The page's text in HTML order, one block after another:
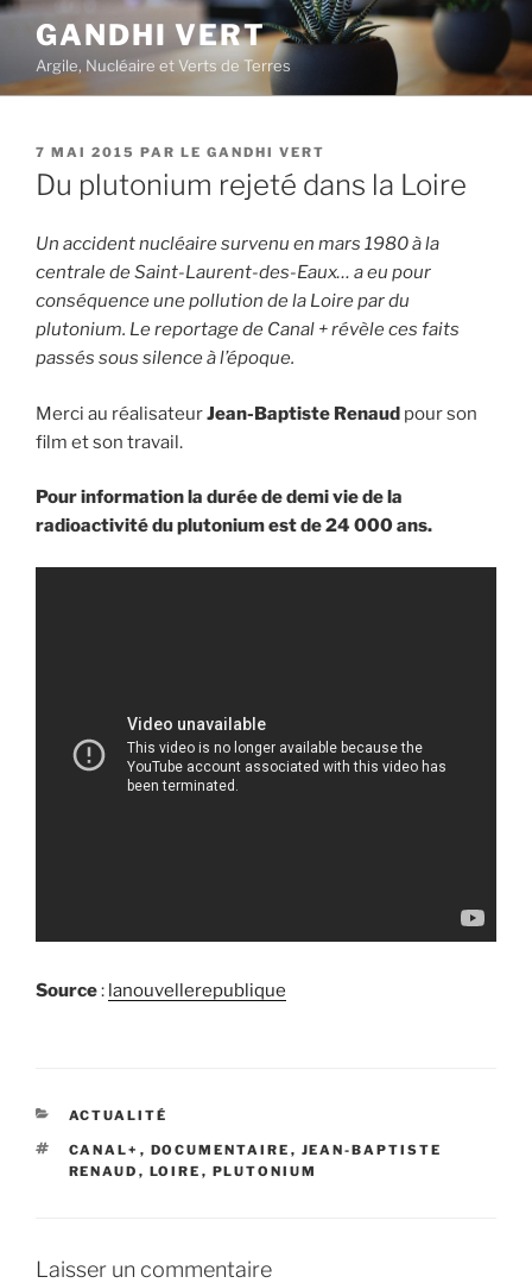
Aller
contenu
principal
GANDHI VERT
Argile, Nucléaire et Verts de Terres
PUBLIÉ
LE
7 MAI 2015 PAR LE GANDHI VERT
Du plutonium rejeté dans la Loire
Un accident nucléaire survenu en mars 1980 à la
centrale de Saint-Laurent-des-Eaux… a eu pour
conséquence une pollution de la Loire par du
plutonium. Le reportage de Canal + révèle ces faits
passés sous silence à l’époque.
Merci au réalisateurJean-Baptiste Renaud pour son
film et son travail.
Pour information la durée de demi vie de la
radioactivité du plutonium est de 24 000 ans.
Source: lanouvellerepublique
CATÉGORIES
ACTUALITÉ
ÉTIQUETTES
CANAL+ , DOCUMENTAIRE , JEAN-BAPTISTE
RENAUD , LOIRE , PLUTONIUM
Laisser un commentaire